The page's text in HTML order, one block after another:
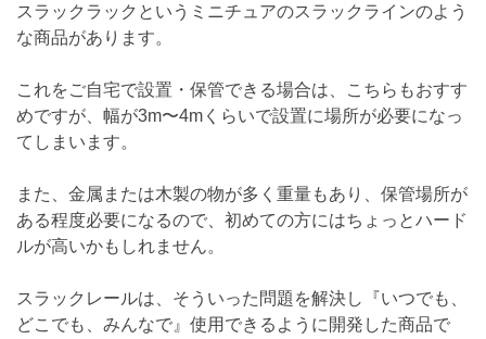
スラックラックというミニチュアのスラックラインのよう
な商品があります。
これをご自宅で設置・保管できる場合は、こちらもおすす
めですが、幅が3m〜4mくらいで設置に場所が必要になっ
てしまいます。
また、金属または木製の物が多く重量もあり、保管場所が
ある程度必要になるので、初めての方にはちょっとハード
ルが高いかもしれません。
スラックレールは、そういった問題を解決し『いつでも、
どこでも、みんなで』使用できるように開発した商品で